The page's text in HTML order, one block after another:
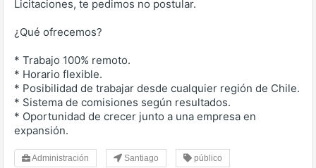
Licitaciones, te pedimos no postular.
¿Qué ofrecemos?
* Trabajo 100% remoto.
* Horario flexible.
* Posibilidad de trabajar desde cualquier región de Chile.
* Sistema de comisiones según resultados.
* Oportunidad de crecer junto a una empresa en
expansión.
Administración Santiago público